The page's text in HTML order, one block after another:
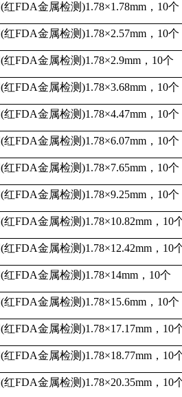
(红FDA金属检测)1.78×1.78mm ， 10个
(红FDA金属检测)1.78×2.57mm ， 10个
(红FDA金属检测)1.78×2.9mm ， 10个
(红FDA金属检测)1.78×3.68mm ， 10个
(红FDA金属检测)1.78×4.47mm ， 10个
(红FDA金属检测)1.78×6.07mm ， 10个
(红FDA金属检测)1.78×7.65mm ， 10个
(红FDA金属检测)1.78×9.25mm ， 10个
(红FDA金属检测)1.78×10.82mm ， 10
(红FDA金属检测)1.78×12.42mm ， 10
(红FDA金属检测)1.78×14mm ， 10个
(红FDA金属检测)1.78×15.6mm ， 10个
(红FDA金属检测)1.78×17.17mm ， 10
(红FDA金属检测)1.78×18.77mm ， 10
(红FDA金属检测)1.78×20.35mm ， 10